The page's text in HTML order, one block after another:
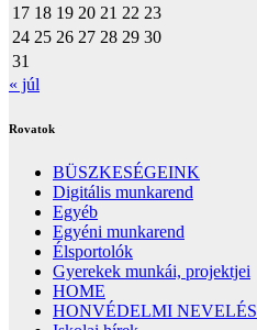
17 18 19 20 21 22 23
24 25 26 27 28 29 30
31
« júl
Rovatok
BÜSZKESÉGEINK
Digitális munkarend
Egyéb
Egyéni munkarend
Élsportolók
Gyerekek munkái, projektjei
HOME
HONVÉDELMI NEVELÉS